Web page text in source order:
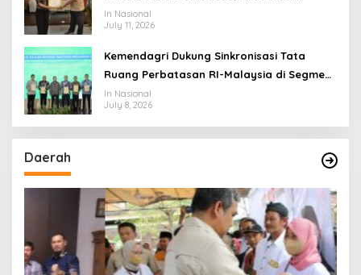
Jangan Terus Jadi “Messi dan Ronaldo”
Legislasi
In Nasional
July 11, 2026
Kemendagri Dukung Sinkronisasi Tata
Ruang Perbatasan RI-Malaysia di Segmen
Sinapad-Sesai
In Nasional
July 8, 2026
Daerah